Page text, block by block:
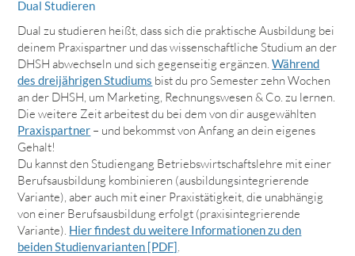
Dual Studieren
Dual zu studieren heißt, dass sich die praktische Ausbildung bei
deinem Praxispartner und das wissenschaftliche Studium an der
DHSH abwechseln und sich gegenseitig ergänzen.Während
des dreijährigen Studiums bist du pro Semester zehn Wochen
an der DHSH, um Marketing, Rechnungswesen & Co. zu lernen.
Die weitere Zeit arbeitest du bei dem von dir ausgewählten
Praxispartner – und bekommst von Anfang an dein eigenes
Gehalt!
Du kannst den Studiengang Betriebswirtschaftslehre mit einer
Berufsausbildung kombinieren (ausbildungsintegrierende
Variante), aber auch mit einer Praxistätigkeit, die unabhängig
von einer Berufsausbildung erfolgt (praxisintegrierende
Variante). Hier findest du weitere Informationen zu den
beiden Studienvarianten [PDF].